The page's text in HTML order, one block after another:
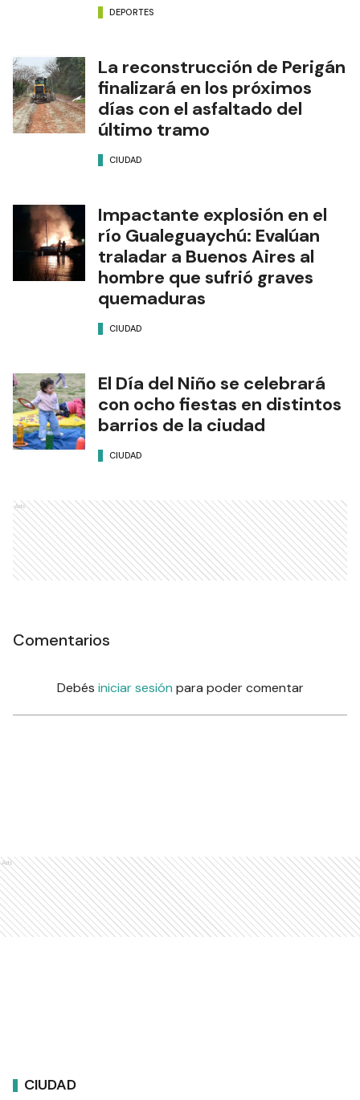
DEPORTES
La reconstrucción de Perigán
finalizará en los próximos
días con el asfaltado del
último tramo
CIUDAD
Impactante explosión en el
río Gualeguaychú: Evalúan
traladar a Buenos Aires al
hombre que sufrió graves
quemaduras
CIUDAD
El Día del Niño se celebrará
con ocho fiestas en distintos
barrios de la ciudad
CIUDAD
Ads
Comentarios
Debés iniciar sesión para poder comentar
Ads
CIUDAD